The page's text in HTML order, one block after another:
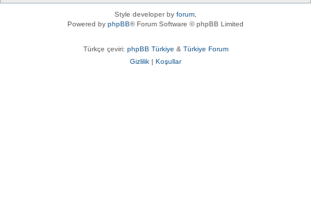
Style developer by forum
Powered by phpBB® Forum Software © phpBB Limited
Türkçe çeviri: phpBB Türkiye & Türkiye Forum
Gizlilik | Koşullar